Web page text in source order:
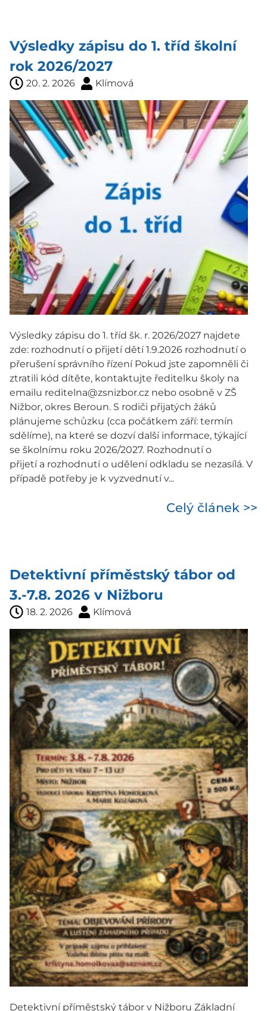
Výsledky zápisu do 1. tříd školní
rok 2026/2027
20. 2. 2026 Klímová
Výsledky zápisu do 1. tříd šk. r. 2026/2027 najdete
zde: rozhodnutí o přijetí dětí 1.9.2026 rozhodnutí o
přerušení správního řízení Pokud jste zapomněli či
ztratili kód dítěte, kontaktujte ředitelku školy na
emailu reditelna@zsnizbor.cz nebo osobně v ZŠ
Nižbor, okres Beroun. S rodiči přijatých žáků
plánujeme schůzku (cca počátkem září: termín
sdělíme), na které se dozví další informace, týkající
se školnímu roku 2026/2027. Rozhodnutí o
přijetí a rozhodnutí o udělení odkladu se nezasílá. V
případě potřeby je k vyzvednutí v...
Celý článek >>
Detektivní příměstský tábor od
3.-7.8. 2026 v Nižboru
18. 2. 2026 Klímová
Detektivní příměstský tábor v Nižboru Základní